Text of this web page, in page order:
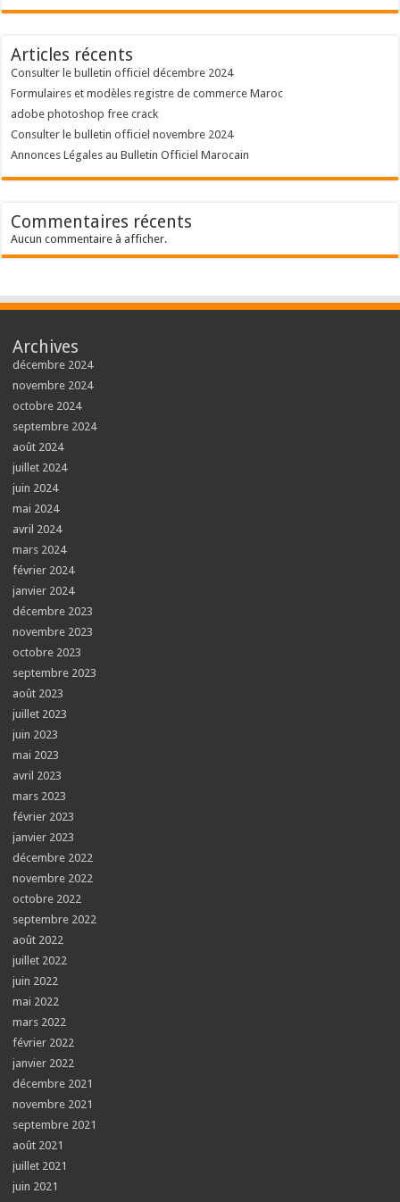
Articles récents
Consulter le bulletin officiel décembre 2024
Formulaires et modèles registre de commerce Maroc
adobe photoshop free crack
Consulter le bulletin officiel novembre 2024
Annonces Légales au Bulletin Officiel Marocain
Commentaires récents
Aucun commentaire à afficher.
Archives
décembre 2024
novembre 2024
octobre 2024
septembre 2024
août 2024
juillet 2024
juin 2024
mai 2024
avril 2024
mars 2024
février 2024
janvier 2024
décembre 2023
novembre 2023
octobre 2023
septembre 2023
août 2023
juillet 2023
juin 2023
mai 2023
avril 2023
mars 2023
février 2023
janvier 2023
décembre 2022
novembre 2022
octobre 2022
septembre 2022
août 2022
juillet 2022
juin 2022
mai 2022
mars 2022
février 2022
janvier 2022
décembre 2021
novembre 2021
septembre 2021
août 2021
juillet 2021
juin 2021